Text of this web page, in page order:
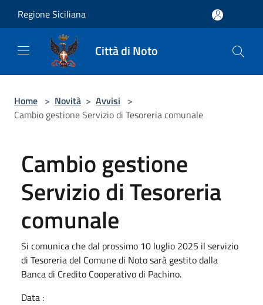
Regione Siciliana
Città di Noto
Home > Novità > Avvisi >
Cambio gestione Servizio di Tesoreria comunale
Cambio gestione
Servizio di Tesoreria
comunale
Si comunica che dal prossimo 10 luglio 2025 il servizio
di Tesoreria del Comune di Noto sarà gestito dalla
Banca di Credito Cooperativo di Pachino.
Data :